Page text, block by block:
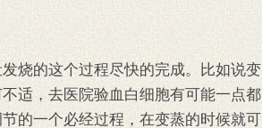
烧的这个过程尽快的完成。比如说变
适，去医院验血白细胞有可能一点都
的一个必经过程，在变蒸的时候就可